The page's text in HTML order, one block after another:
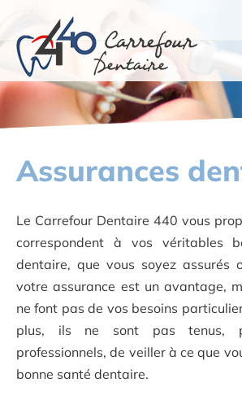
Assurances
Le Carrefour Dentaire 440 vous
correspondent à vos véritables
dentaire, que vous soyez assurés
votre assurance est un avantage,
ne font pas de vos besoins
plus, ils ne sont pas tenus,
professionnels, de veiller à ce que
bonne santé dentaire.